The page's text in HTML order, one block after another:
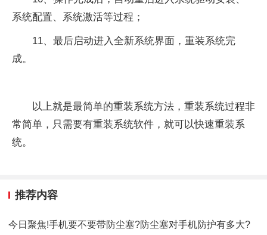
系统配置、系统激活等过程；
11、最后启动进入全新系统界面，重装系统完
成。
以上就是最简单的重装系统方法，重装系统过程非
常简单，只需要有重装系统软件，就可以快速重装系
统。
推荐内容
今日聚焦!手机要不要带防尘塞?防尘塞对手机防护有多大?